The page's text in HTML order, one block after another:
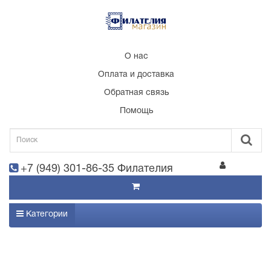
О нас
Оплата и доставка
Обратная связь
Помощь
+7 (949) 301-86-35 Филателия
Категории